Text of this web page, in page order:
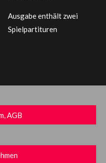
Ausgabe enthält zwei
Spielpartituren
AGB